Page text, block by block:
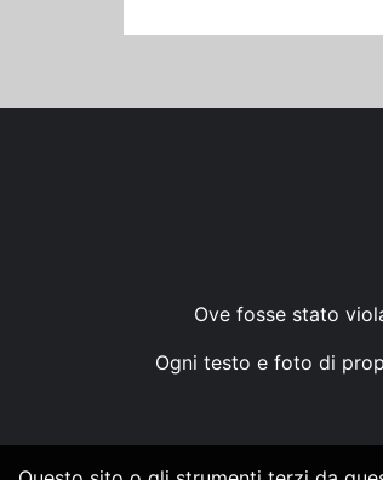
Ove fosse stato
Ogni testo e foto di